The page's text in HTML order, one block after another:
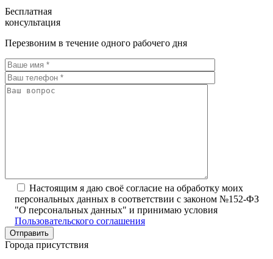
Бесплатная
консультация
Перезвоним в течение одного рабочего дня
Настоящим я даю своё согласие на обработку моих
персональных данных в соответствии с законом №152-ФЗ
"О персональных данных" и принимаю условия
Пользовательского соглашения
Города присутствия